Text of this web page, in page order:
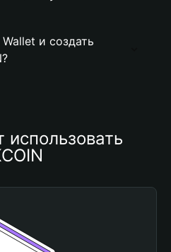
и создать